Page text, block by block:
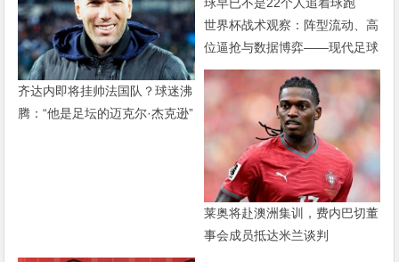
齐达内即将挂帅法国队？球迷沸
腾：“他是足坛的迈克尔·杰克逊”
世界杯战术观察：阵型流动、高
位逼抢与数据博弈——现代足球
早已不是22个人追着球跑
莱奥将赴澳洲集训，费内巴切董
事会成员抵达米兰谈判